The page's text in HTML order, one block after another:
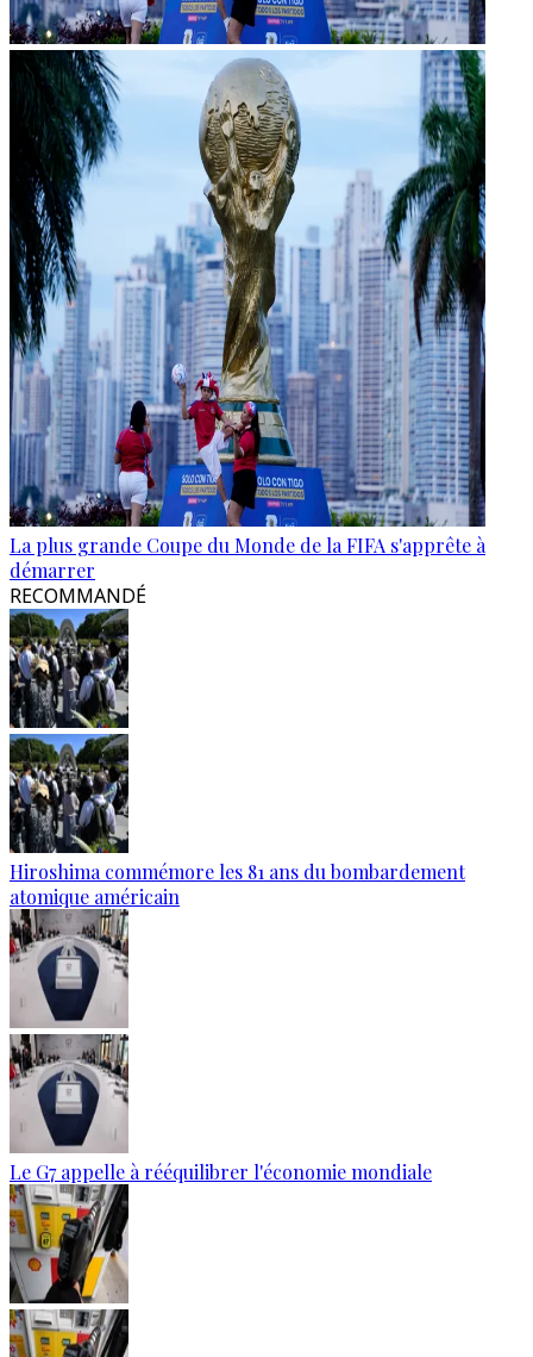
La plus grande Coupe du Monde de la FIFA s'apprête à
démarrer
RECOMMANDÉ
Hiroshima commémore les 81 ans du bombardement
atomique américain
Le G7 appelle à rééquilibrer l'économie mondiale